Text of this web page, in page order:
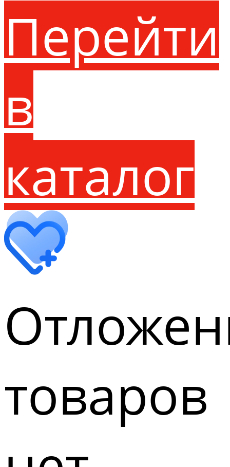
Перейти
в
каталог
товаров